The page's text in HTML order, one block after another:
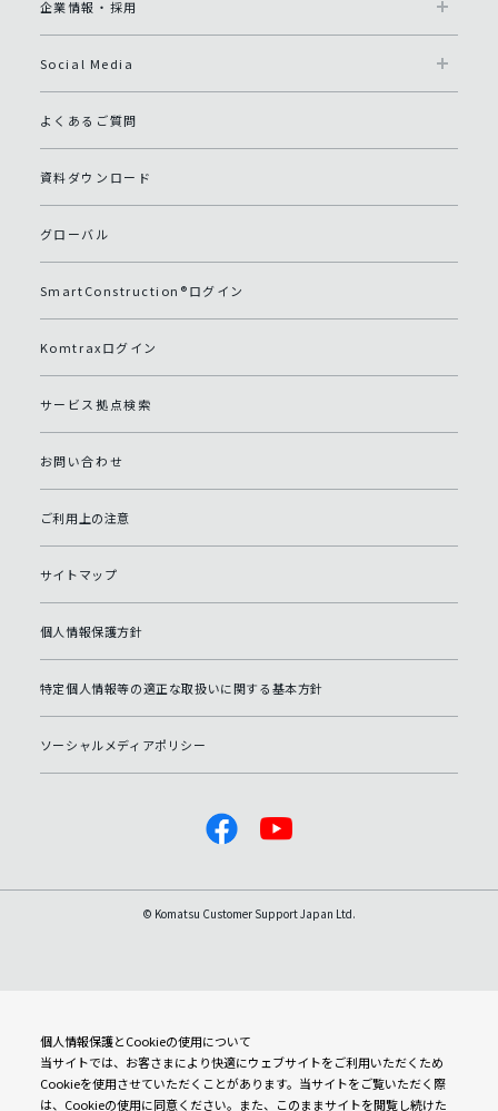
個人情報保護とCookieの使用について
当サイトでは、お客さまにより快適にウェブサイトをご利用いただくため
Cookieを使用させていただくことがあります。当サイトをご覧いただく際
は、Cookieの使用に同意ください。また、このままサイトを閲覧し続けた
企業情報・採用
Social Media
よくあるご質問
資料ダウンロード
グローバル
SmartConstruction®ログイン
Komtraxログイン
サービス拠点検索
お問い合わせ
© Komatsu Customer Support Japan Ltd.
ご利用上の注意
サイトマップ
個人情報保護方針
特定個人情報等の適正な取扱いに関する基本方針
ソーシャルメディアポリシー